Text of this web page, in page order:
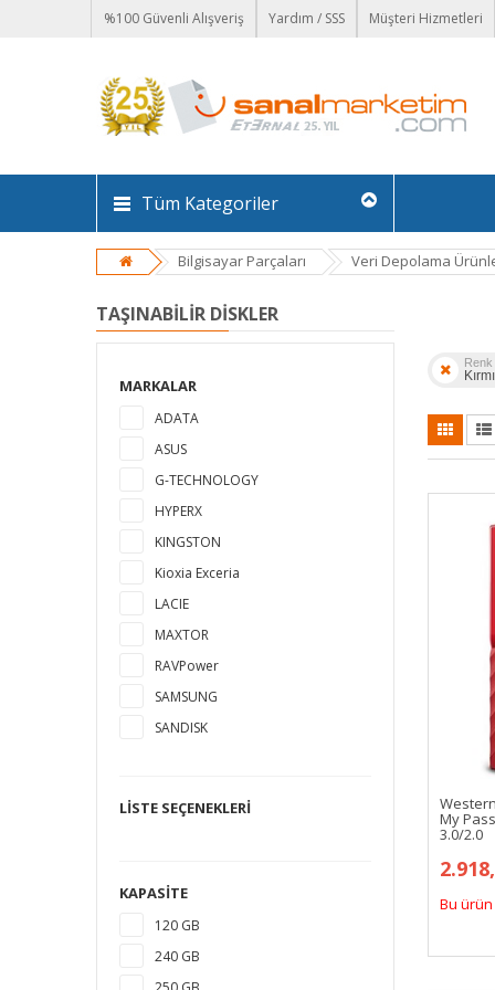
%100 Güvenli Alışveriş Yardım / SSS Müşteri Hizmetleri
Tüm Kategoriler
Bilgisayar Parçaları Veri Depolama
TAŞINABILIR DISKLER
MARKALAR
ADATA
ASUS
G-TECHNOLOGY
HYPERX
KINGSTON
Kioxia Exceria
LACIE
MAXTOR
RAVPower
SAMSUNG
SANDISK
WESTERN DIGITAL
LISTE SEÇENEKLERI
KAPASITE
120 GB
240 GB
Renk
My
3.0/2.0
Bu